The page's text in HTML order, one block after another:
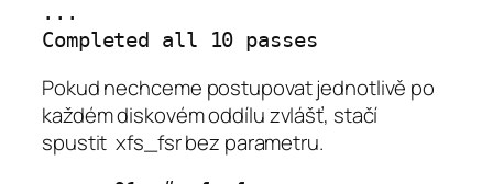
...
Pokud nechceme postupovat jednotlivě po
každém diskovém oddílu zvlášť, stačí
spustit xfs_fsr bez parametru.